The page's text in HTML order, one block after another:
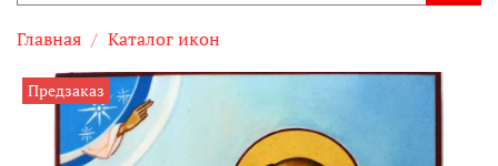
Главная Каталог икон
Предзаказ